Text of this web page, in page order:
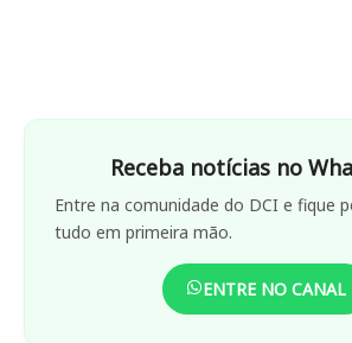
Receba notícias no
Entre na comunidade do DCI e fique
tudo em primeira mão.
ENTRE NO CANAL